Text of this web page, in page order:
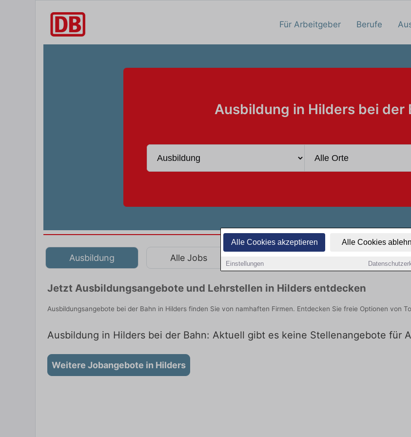
Alle Cookies akzeptieren Alle Cookies
Einstellungen
Für Arbeitgeber Berufe
Ausbildung in Hilders bei der
Ausbildung Alle Jobs
Jetzt Ausbildungsangebote und Lehrstellen in Hilders entdecken
Ausbildungsangebote bei der Bahn in Hilders finden Sie von namhaften Firmen. Entdecken Sie freie Optionen von
Ausbildung in Hilders bei der Bahn: Aktuell gibt es keine Stellenangebote für
Weitere Jobangebote in Hilders